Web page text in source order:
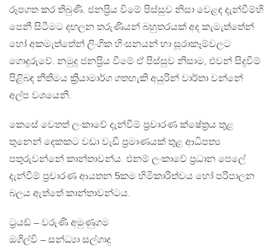
රූපගත කර තිබුණි. ජනප්‍රිය විමේ පිස්සුව නිසා වෙළඳ දැන්වීම්හි
පෙනී සිටීමට දඟලන තරුණියන් බහුතරයක් අද කැමැත්තේන්
හෝ අකමැත්තේන් ලිංගික හිංසනයන් හා සූරාකෑම්වලට
ගොදුරුවේ. නමුදු ජනප්‍රිය වීමේ ඒ පිස්සුව නිසාම, එවන් සිදුවීම්
පිළිබඳ නීතිමය ක්‍රියාමාර්ග ගතහැකි අයුරින් වාර්තා වන්නේ
අල්ප වශයෙනි.
කෙසේ වෙතත් ලංකාවේ දැන්වීම් ප්‍රචාරණ ක්ෂේත්‍රය තුළ
තුනෙන් දෙකකට වඩා වැඩි ප්‍රමාණයක් තුළ ආධිපත්‍ය
පතුරුවන්නේ කාන්තාවන්ය. එනම් ලංකාවේ ප්‍රධාන පෙලේ
දැන්වීම් ප්‍රචාරණ ආයතන 5කම හිමිකාරිත්වය හෝ පරිපාලන
බලය ඇත්තේ කාන්තාවන්ටය.
ට්‍රයඩ් – වරුණි අමුණුගම
ඔගිල්වි – සන්ධ්‍යා සල්ගාදු